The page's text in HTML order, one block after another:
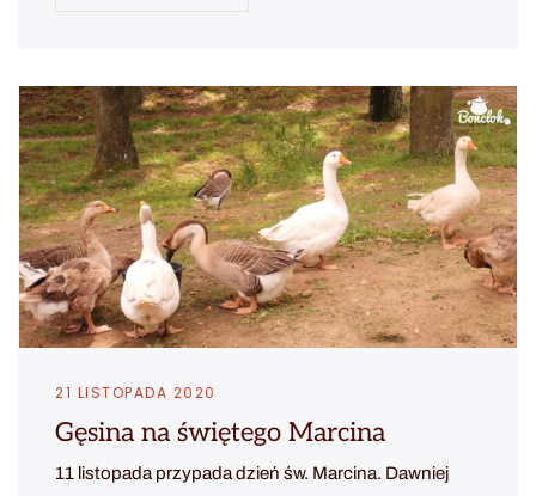
21 LISTOPADA 2020
Gęsina na świętego Marcina
11 listopada przypada dzień św. Marcina. Dawniej